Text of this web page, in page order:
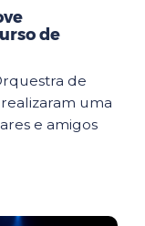
de
de
uma
e amigos